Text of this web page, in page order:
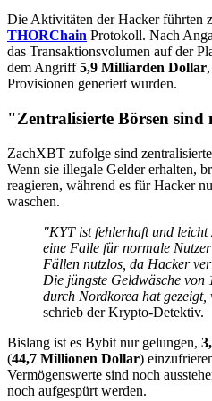
Die Aktivitäten der Hacker führten
THORChain Protokoll. Nach
das Transaktionsvolumen auf der
dem Angriff5,9 Milliarden Dollar
Provisionen generiert wurden.
"Zentralisierte Börsen sind
ZachXBT zufolge sind
Wenn sie illegale Gelder erhalten,
reagieren, während es für Hacker
waschen.
"KYT ist fehlerhaft und
eine Falle für normale
Fällen nutzlos, da Hacker
Die jüngste Geldwäsche
durch Nordkorea hat
schrieb der Krypto-Detektiv.
Bislang ist es Bybit nur gelungen,
(44,7 Millionen Dollar)
Vermögenswerte sind noch
noch aufgespürt werden.